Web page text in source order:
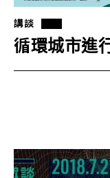
講談
循環城市進